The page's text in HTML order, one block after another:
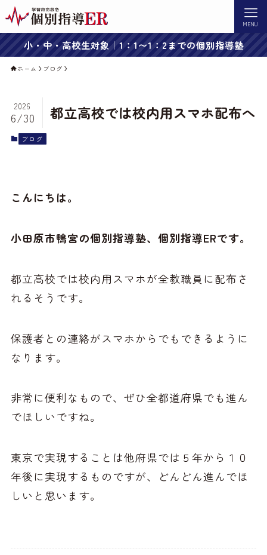
MENU
小・中・高校生対象｜1：1〜1：2までの個別指導塾
ホーム ブログ
都立高校では校内用スマホ配布へ
2026
6/30
ブログ
こんにちは。
小田原市鴨宮の個別指導塾、個別指導ERです。
都立高校では校内用スマホが全教職員に配布さ
れるそうです。
保護者との連絡がスマホからでもできるように
なります。
非常に便利なもので、ぜひ全都道府県でも進ん
でほしいですね。
東京で実現することは他府県では５年から１０
年後に実現するものですが、どんどん進んでほ
しいと思います。